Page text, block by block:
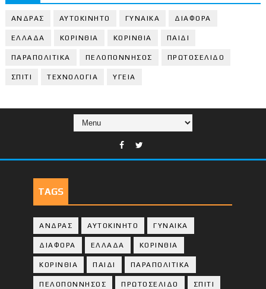
ΑΝΔΡΑΣ ΑΥΤΟΚΙΝΗΤΟ ΓΥΝΑΙΚΑ ΔΙΑΦΟΡΑ
ΕΛΛΑΔΑ ΚΟΡΙΝΘΙΑ ΚΟΡΙΝΘΙA ΠΑΙΔΙ
ΠΑΡΑΠΟΛΙΤΙΚΑ ΠΕΛΟΠΟΝΝΗΣΟΣ ΠΡΩΤΟΣΕΛΙΔΟ
ΣΠΙΤΙ ΤΕΧΝΟΛΟΓΙΑ ΥΓΕΙΑ
TAGS
ΑΝΔΡΑΣ ΑΥΤΟΚΙΝΗΤΟ ΓΥΝΑΙΚΑ
ΔΙΑΦΟΡΑ ΕΛΛΑΔΑ ΚΟΡΙΝΘΙΑ
ΚΟΡΙΝΘΙA ΠΑΙΔΙ ΠΑΡΑΠΟΛΙΤΙΚΑ
ΠΕΛΟΠΟΝΝΗΣΟΣ ΠΡΩΤΟΣΕΛΙΔΟ ΣΠΙΤΙ